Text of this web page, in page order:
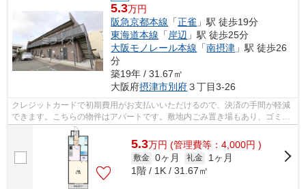
5.3万円
阪急京都本線 「正雀 」駅 徒歩19分
東海道本線 「 岸辺 」駅 徒歩25分
大阪モノレール本線 「南摂津 」駅 徒歩26
分
築19年 / 31.67㎡
大阪府摂津市別府３丁目3-26
クレジットカードで初期費用がお支払いいただけるので、決済の手間が軽減
できます。こちらの物件はアパートです。敷地内ごみ置き場もあり、ゴミ捨
ても楽々。軽量鉄骨アパートなので耐...
5.3万円 (管理費等：4,000円 )
敷金 0ヶ月 礼金
1ヶ月
1階 / 1K / 31.67㎡